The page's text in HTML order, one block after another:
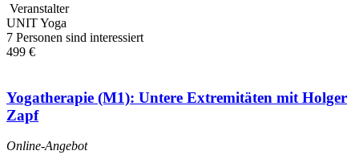
Veranstalter
UNIT Yoga
7 Personen sind interessiert
499 €
Yogatherapie (M1): Untere Extremitäten mit Holger
Zapf
Online-Angebot